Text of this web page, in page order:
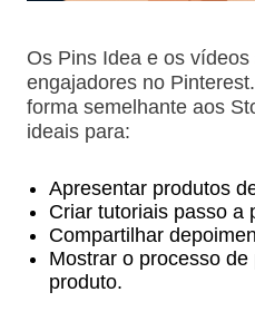
Os Pins Idea e os
engajadores no
forma semelhante aos
ideais para:
Apresentar produtos
Criar tutoriais passo a
Compartilhar
Mostrar o processo
produto.